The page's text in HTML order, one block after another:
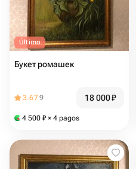
Último
Букет ромашек
3.679 18 000₽
4 500 ₽ × 4 pagos